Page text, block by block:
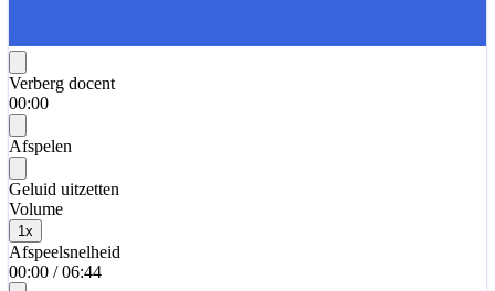
Verberg docent
00:00
Afspelen
Geluid uitzetten
Volume
1x
Afspeelsnelheid
00:00 / 06:44